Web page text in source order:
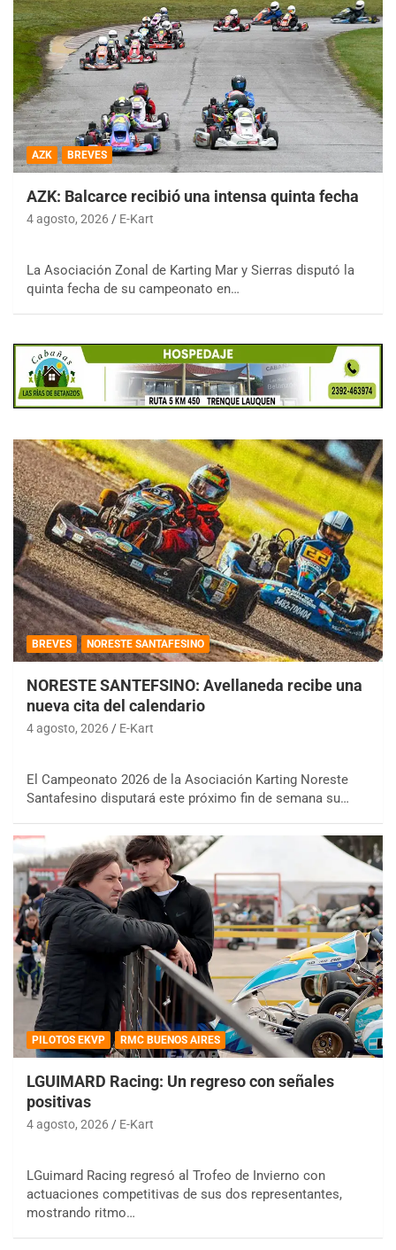
AZK BREVES
AZK: Balcarce recibió una intensa quinta fecha
4 agosto, 2026 E-Kart
La Asociación Zonal de Karting Mar y Sierras disputó la
quinta fecha de su campeonato en…
BREVES NORESTE SANTAFESINO
NORESTE SANTEFSINO: Avellaneda recibe una
nueva cita del calendario
4 agosto, 2026 E-Kart
El Campeonato 2026 de la Asociación Karting Noreste
Santafesino disputará este próximo fin de semana su…
PILOTOS EKVP RMC BUENOS AIRES
LGUIMARD Racing: Un regreso con señales
positivas
4 agosto, 2026 E-Kart
LGuimard Racing regresó al Trofeo de Invierno con
actuaciones competitivas de sus dos representantes,
mostrando ritmo…